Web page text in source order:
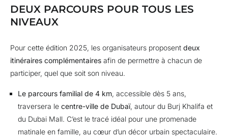
DEUX PARCOURS POUR TOUS LES
NIVEAUX
Pour cette édition 2025, les organisateurs proposent deux
itinéraires complémentaires afin de permettre à chacun de
participer, quel que soit son niveau.
Le parcours familial de 4 km, accessible dès 5 ans,
traversera le centre-ville de Dubaï, autour du Burj Khalifa et
du Dubai Mall. C’est le tracé idéal pour une promenade
matinale en famille, au cœur d’un décor urbain spectaculaire.